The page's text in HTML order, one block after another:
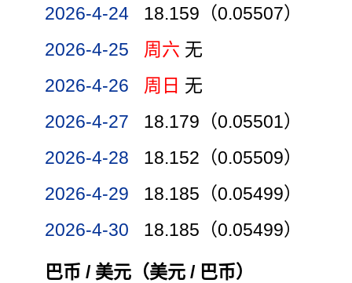
2026-4-24
18.159（0.05507）
2026-4-25
周六 无
2026-4-26
周日 无
2026-4-27
18.179（0.05501）
2026-4-28
18.152（0.05509）
2026-4-29
18.185（0.05499）
2026-4-30
18.185（0.05499）
巴币 / 美元（美元 / 巴币）